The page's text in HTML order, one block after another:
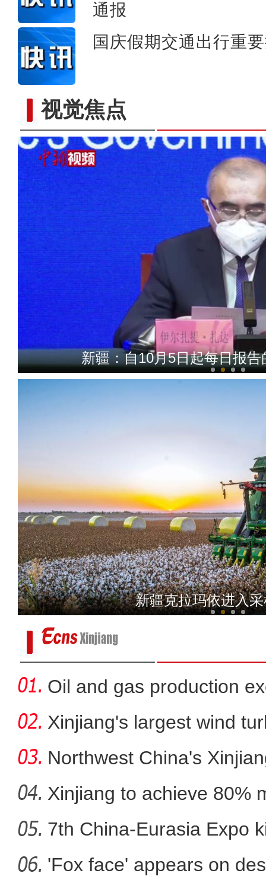
通报
国庆假期交通出行重
视觉焦点新疆南部百万亩天然胡
新疆：自10月5日起每日报
新疆拜城：受伤棕熊
新疆：高度重视道路货
新疆克拉玛依进入
Oil and gas production
metr
Xinjiang's largest wind
Northwest China's
Xinjiang to achieve 80%
in
7th China-Eurasia Expo
'Fox face' appears on